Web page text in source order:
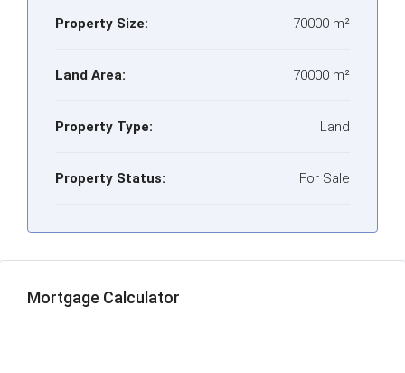
Property Size: 70000 m²
Land Area: 70000 m²
Property Type: Land
Property Status: For Sale
Mortgage Calculator